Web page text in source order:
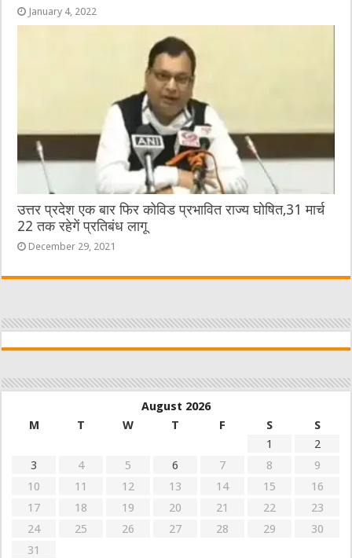
January 4, 2022
उत्तर प्रदेश एक बार फिर कोविड प्रभावित राज्य घोषित,31 मार्च
22 तक रहेगें प्रतिबंध लागू
December 29, 2021
August 2026
M
T W T F S
S
1
2
3
4 5 6 7 8
9
10
11 12 13 14 15
16
17
18 19 20 21 22
23
24
25 26 27 28 29
30
31